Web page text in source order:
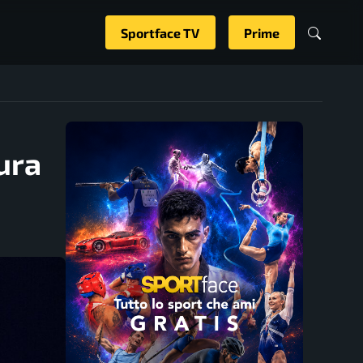
Sportface TV Prime